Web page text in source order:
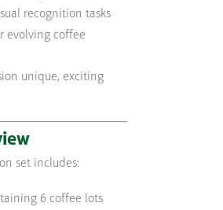
recognition tasks
evolving coffee
unique, exciting
set includes:
6 coffee lots